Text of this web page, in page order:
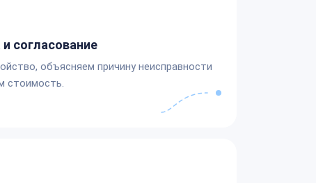
согласование
объясняем причину неисправности
стоимость.